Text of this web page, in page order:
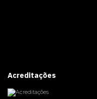
Acreditações